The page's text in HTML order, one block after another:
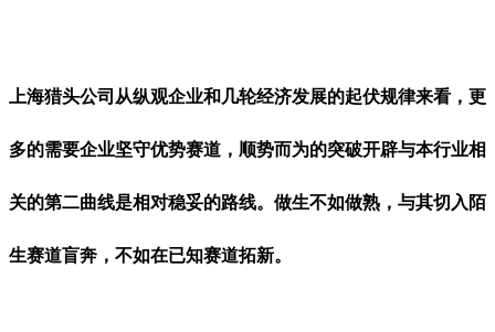
上海猎头公司从纵观企业和几轮经济发展的起伏规律来看，更
多的需要企业坚守优势赛道，顺势而为的突破开辟与本行业相
关的第二曲线是相对稳妥的路线。做生不如做熟，与其切入陌
生赛道盲奔，不如在已知赛道拓新。